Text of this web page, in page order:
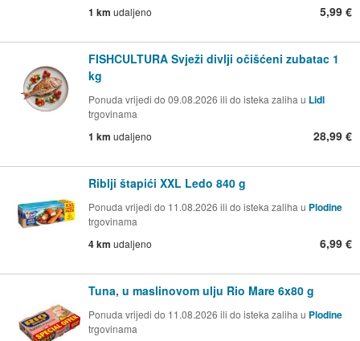
1 km udaljeno 5,99 €
FISHCULTURA Svježi divlji očišćeni zubatac 1
kg
Ponuda vrijedi do 09.08.2026 ili do isteka zaliha u Lidl
trgovinama
1 km udaljeno 28,99 €
Riblji štapići XXL Ledo 840 g
Ponuda vrijedi do 11.08.2026 ili do isteka zaliha u Plodine
trgovinama
4 km udaljeno 6,99 €
Tuna, u maslinovom ulju Rio Mare 6x80 g
Ponuda vrijedi do 11.08.2026 ili do isteka zaliha u Plodine
trgovinama